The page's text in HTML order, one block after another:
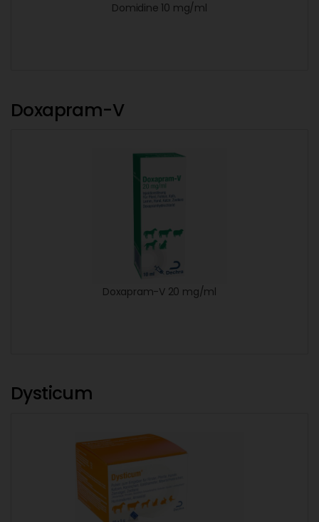
Domidine 10 mg/ml
Doxapram-V
Doxapram-V 20 mg/ml
Dysticum